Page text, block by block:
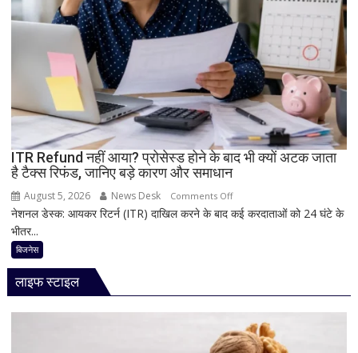
फीचर्स
के
साथ
आज
लॉन्च
होगा
Vivo
S2
ITR Refund नहीं आया? प्रोसेस्ड होने के बाद भी क्यों अटक जाता
है टैक्स रिफंड, जानिए बड़े कारण और समाधान
August 5, 2026 News Desk Comments Offon
ITR
बाद
नेशनल डेस्क: आयकर रिटर्न (ITR) दाखिल करने के बाद कई करदाताओं को 24 घंटे के
भीतर...
बिजनेस
लाइफ स्टाइल